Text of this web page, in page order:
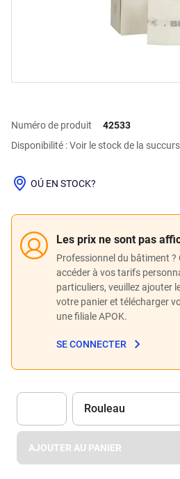
Numéro de produit
42533
Disponibilité : Voir le stock de la
Les prix ne sont pas
Professionnel du bâtiment
accéder à vos tarifs
particuliers, veuillez ajouter
votre panier et télécharger
une filiale APOK.
SE CONNECTER
OÚ EN STOCK?
Unité
Rouleau
AJOUTER AU PANIER